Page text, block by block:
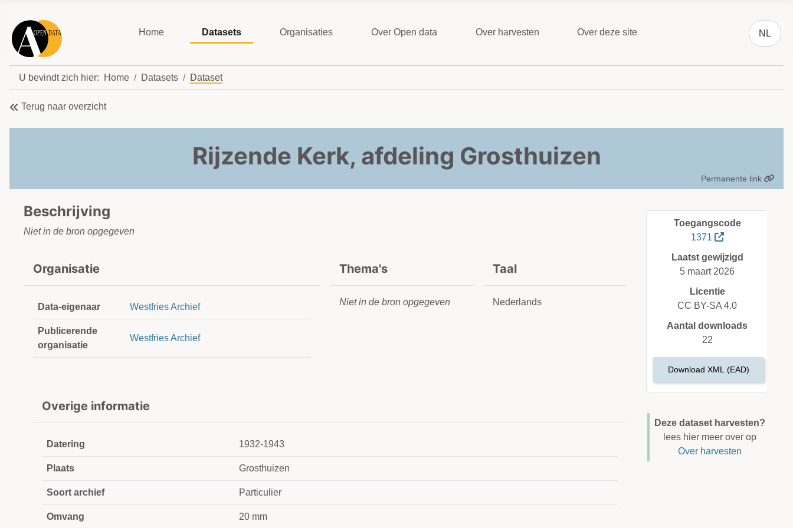
Home Datasets Organisaties Over Open data Over harvesten Over deze site
Selecteer
NL
U bevindt zich hier: Home Datasets Dataset
Terug naar overzicht
Rijzende Kerk, afdeling Grosthuizen
Permanente link
Beschrijving
Niet in de bron opgegeven
Organisatie
Data-eigenaar Westfries Archief
Publicerende
organisatie
Westfries Archief
Thema's
Niet in de bron opgegeven
Taal
Nederlands
Overige informatie
Datering 1932-1943
Plaats Grosthuizen
Soort archief Particulier
Omvang 20 mm
Toegangscode
1371
Laatst gewijzigd
5 maart 2026
Licentie
CC BY-SA 4.0
Aantal downloads
22
Download XML (EAD)
Deze dataset harvesten?
lees hier meer over op
Over harvesten